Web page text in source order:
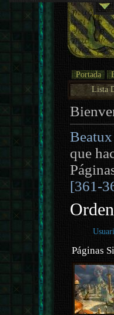
Portada
Lista
Beatux
que
[361-
Páginas